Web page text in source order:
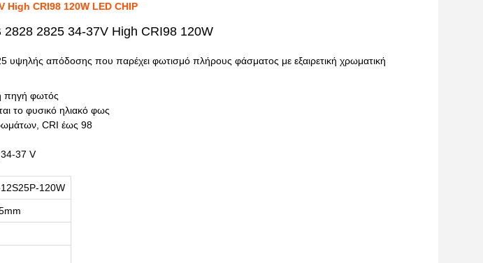
High CRI98 120W LED CHIP
2825 34-37V High CRI98 120W
απόδοσης που παρέχει φωτισμό πλήρους φάσματος με εξαιρετική χρωματική
πηγή φωτός
το φυσικό ηλιακό φως
CRI έως 98
34-37 V
120W